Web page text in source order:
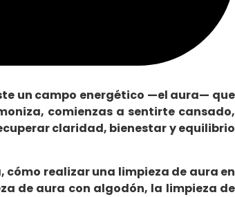
un campo energético —el aura— que
comienzas a sentirte cansado,
claridad, bienestar y equilibrio
, cómo realizar una limpieza de aura en
de aura con algodón, la limpieza de